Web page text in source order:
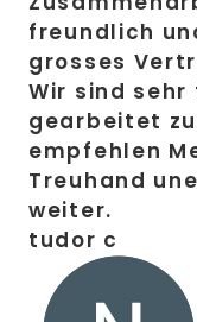
freundlich
grosses
Wir sind
gearbeitet
empfehlen
Treuhand
weiter.
tudor c